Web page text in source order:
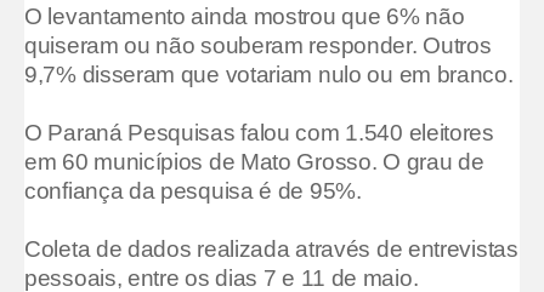
O levantamento ainda mostrou que 6% não
quiseram ou não souberam responder. Outros
9,7% disseram que votariam nulo ou em branco.
O Paraná Pesquisas falou com 1.540 eleitores
em 60 municípios de Mato Grosso. O grau de
confiança da pesquisa é de 95%.
Coleta de dados realizada através de entrevistas
pessoais, entre os dias 7 e 11 de maio.